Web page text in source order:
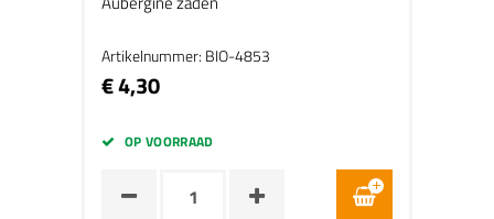
Artikelnummer: BIO-4853
€ 4,30
OP VOORRAAD